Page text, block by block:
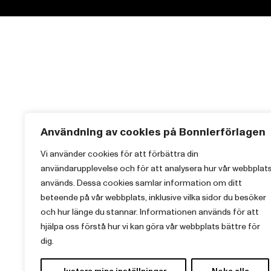
Användning av cookies på Bonnierförlagen
Vi använder cookies för att förbättra din
användarupplevelse och för att analysera hur vår
används. Dessa cookies samlar information om ditt
beteende på vår webbplats, inklusive vilka sidor du besöker
och hur länge du stannar. Informationen används för att
hjälpa oss förstå hur vi kan göra vår webbplats bättre för
dig.